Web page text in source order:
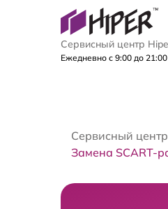
Сервисный центр
Ежедневно с 9:00 до 21:00
Сервисный
Замена SCART-